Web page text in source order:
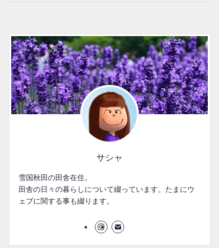
サシャ
雪国秋田の田舎在住。
田舎の日々の暮らしについて綴っています。たまにウ
ェブに関する事も綴ります。